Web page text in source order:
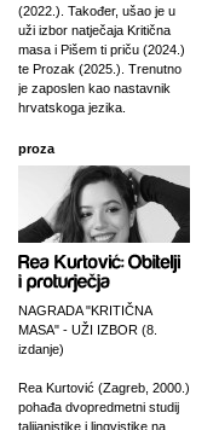
(2022.). Također, ušao je u
uži izbor natječaja Kritična
masa i Pišem ti priču (2024.)
te Prozak (2025.). Trenutno
je zaposlen kao nastavnik
hrvatskoga jezika.
proza
NAGRADA "KRITIČNA
MASA" - UŽI IZBOR (8.
izdanje)
Rea Kurtović (Zagreb, 2000.)
pohađa dvopredmetni studij
talijanistike i lingvistike na